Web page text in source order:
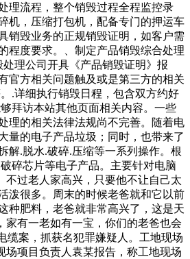
理流程，整个销毁过程全程监控录
机，压缩打包机，配备专门的押运车
销毁业务的正规销毁证明，如客户需
程度要求。、制定产品销毁综合处理
理公司开具《产品销毁证明》报
官方相关问题触及或是第三方的相关
.详细执行销毁日程，包含双方约好
拜访本站其他页面相关内容。一些
理的相关法律法规尚不完善。随着电
量的电子产品垃圾；同时，也带来了
解.脱水.破碎.压缩等一系列操作。根
碎芯片等电子产品。主要针对电脑
不过老人家高兴，只要他不让自己太
泼很多。周末的时候老爸就和它以前
种肥料，老爸就非常高兴了，这是天
家有一老如有一宝，你们的老爸也会
缆案，抓获名犯罪嫌疑人。工地现场
项目负责人袁某报告，称工地现场